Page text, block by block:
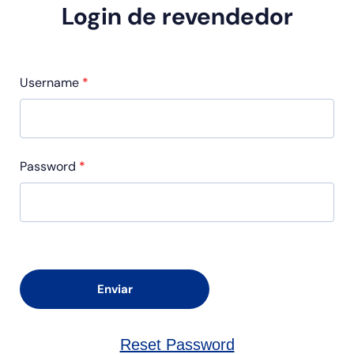
Login de revendedor
Username *
Password *
Reset Password